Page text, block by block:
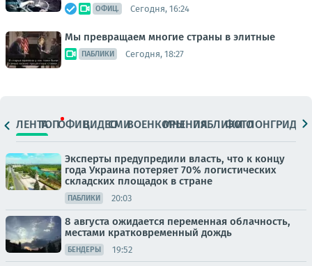
ОФИЦ. Сегодня, 16:24
Мы превращаем многие страны в элитные
ПАБЛИКИ Сегодня, 18:27
ЛЕНТАТОПОФИЦ.ВИДЕОСМИВОЕНКОРЫМНЕНИЯПАБЛИКИ
ФОТОЛОНГРИДЫ
Эксперты предупредили власть, что к концу
года Украина потеряет 70% логистических
складских площадок в стране
ПАБЛИКИ 20:03
8 августа ожидается переменная облачность,
местами кратковременный дождь
БЕНДЕРЫ 19:52